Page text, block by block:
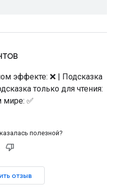
эффекте: ❌ | Подсказка
только для чтения:
мире: ✅
полезной?
отзыв